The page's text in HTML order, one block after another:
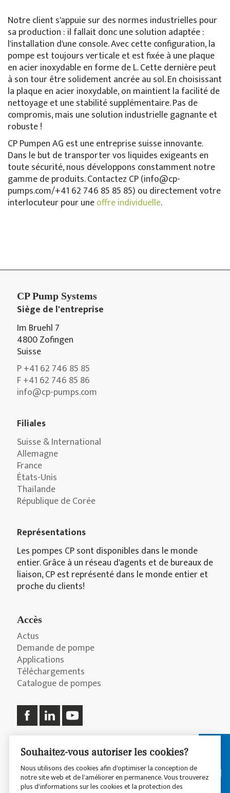
Notre client s'appuie sur des normes industrielles pour
sa production : il fallait donc une solution adaptée :
l'installation d'une console. Avec cette configuration, la
pompe est toujours verticale et est fixée à une plaque
en acier inoxydable en forme de L. Cette dernière peut
à son tour être solidement ancrée au sol. En choisissant
la plaque en acier inoxydable, on maintient la facilité de
nettoyage et une stabilité supplémentaire. Pas de
compromis, mais une solution industrielle gagnante et
robuste !
CP Pumpen AG est une entreprise suisse innovante.
Dans le but de transporter vos liquides exigeants en
toute sécurité, nous développons constamment notre
gamme de produits. Contactez CP (info@cp-
pumps.com/+41 62 746 85 85 85) ou directement votre
interlocuteur pour uneoffre individuelle.
CP Pump Systems
Siège de l'entreprise
Im Bruehl 7
4800 Zofingen
Suisse
P +41 62 746 85 85
F +41 62 746 85 86
info@cp-pumps.com
Filiales
Suisse & International
Allemagne
France
États-Unis
Thaïlande
République de Corée
Représentations
Les pompes CP sont disponibles dans le monde
entier. Grâce à un réseau d'agents et de bureaux de
liaison, CP est représenté dans le monde entier et
proche du clients!
Accès
Actus
Demande de pompe
Applications
Téléchargements
Catalogue de pompes
© 2026 CP Pumpen AG
Déclaration de Confidentialité
Disclaimer
Souhaitez-vous autoriser les cookies?
Nous utilisons des cookies afin d'optimiser la conception de
notre site web et de l'améliorer en permanence. Vous trouverez
plus d'informations sur les cookies et la protection des